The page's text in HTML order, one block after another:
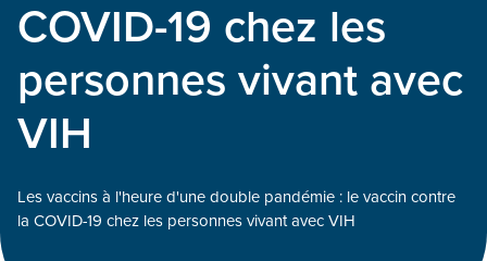
COVID-19 chez les
personnes vivant avec
VIH
Les vaccins à l'heure d'une double pandémie : le vaccin contre
la COVID-19 chez les personnes vivant avec VIH